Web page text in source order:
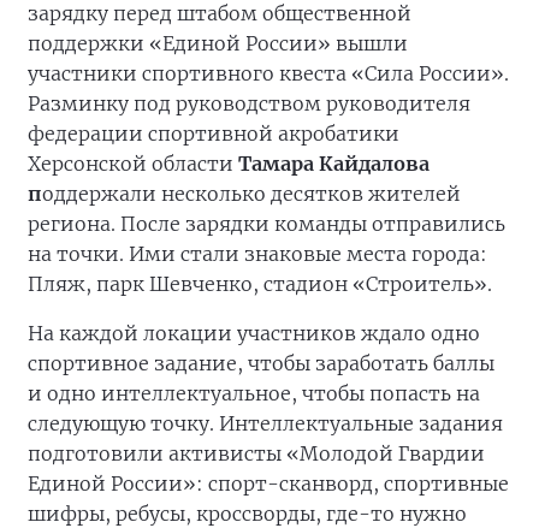
зарядку перед штабом общественной
поддержки «Единой России» вышли
участники спортивного квеста «Сила России».
Разминку под руководством руководителя
федерации спортивной акробатики
Херсонской области Тамара Кайдалова
поддержали несколько десятков жителей
региона. После зарядки команды отправились
на точки. Ими стали знаковые места города:
Пляж, парк Шевченко, стадион «Строитель».
На каждой локации участников ждало одно
спортивное задание, чтобы заработать баллы
и одно интеллектуальное, чтобы попасть на
следующую точку. Интеллектуальные задания
подготовили активисты «Молодой Гвардии
Единой России»: спорт-сканворд, спортивные
шифры, ребусы, кроссворды, где-то нужно